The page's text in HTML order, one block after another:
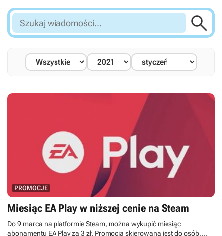
Szukaj
wiadomości...

PROMOCJE
Miesiąc EA Play w niższej cenie na Steam
Do 9 marca na platformie Steam, można wykupić miesiąc
abonamentu EA Play za 3 zł. Promocja skierowana jest do osób,